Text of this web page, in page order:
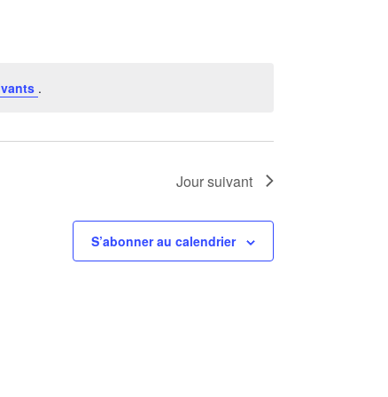
.
Jour suivant
S’abonner au calendrier